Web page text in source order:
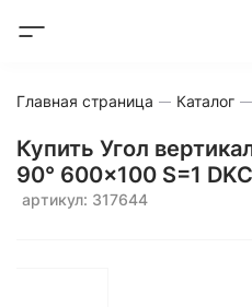
Главная страница Каталог
Купить Угол
90° 600x100 S=1
артикул: 317644